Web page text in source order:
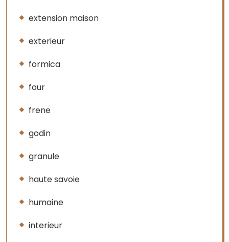
extension maison
exterieur
formica
four
frene
godin
granule
haute savoie
humaine
interieur